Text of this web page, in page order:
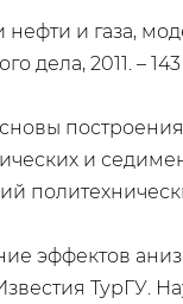
и газа,
дела, 2011. – 143
и
эффектов
ТурГУ.